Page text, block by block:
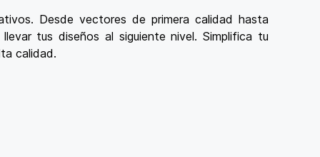
Desde vectores de primera calidad hasta
tus diseños al siguiente nivel. Simplifica tu
calidad.